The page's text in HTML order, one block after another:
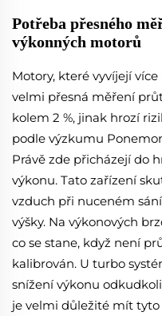
Potřeba přesného
výkonných motorů
Motory, které vyvíjejí
velmi přesná měření
kolem 2 %, jinak hrozí
podle výzkumu
Právě zde přicházejí do
výkonu. Tato zařízení
vzduch při nuceném
výšky. Na výkonových
co se stane, když není
kalibrován. U turbo
snížení výkonu
je velmi důležité mít